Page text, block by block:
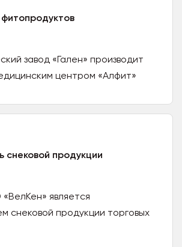
завод «Гален» производит
центром «Алфит»
Опыт производства 29...
снековой продукции
является
снековой продукции торговых